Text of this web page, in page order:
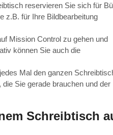
reservieren Sie sich für
z.B. für Ihre Bildbearbeitung
Mission Control zu gehen und
können Sie auch die
Mal den ganzen
Sie gerade brauchen und der
Schreibtisch